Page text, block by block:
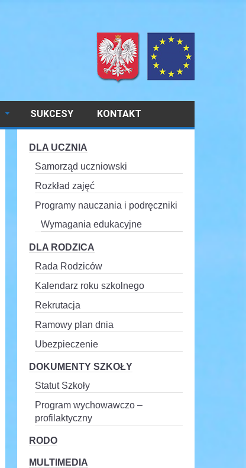
SUKCESY KONTAKT
DLA UCZNIA
Samorząd uczniowski
Rozkład zajęć
Programy nauczania i podręczniki
Wymagania edukacyjne
DLA RODZICA
Rada Rodziców
Kalendarz roku szkolnego
Rekrutacja
Ramowy plan dnia
Ubezpieczenie
DOKUMENTY SZKOŁY
Statut Szkoły
Program wychowawczo –
profilaktyczny
RODO
MULTIMEDIA